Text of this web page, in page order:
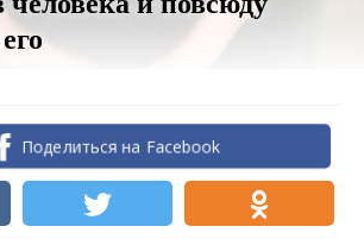
Поделиться на Facebook